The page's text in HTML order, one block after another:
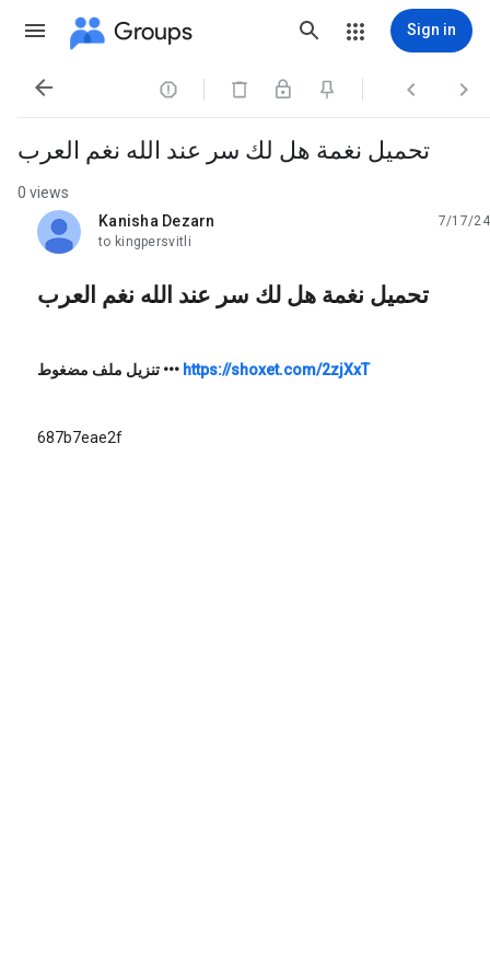
Groups Sign in
   
تحميل نغمة هل لك سر عند الله نغم العرب
0 views
Kanisha Dezarn
unread,
7/17/24
to kingpersvitli
تحميل نغمة هل لك سر عند الله نغم العرب
تنزيل ملف مضغوط ••• https://shoxet.com/2zjXxT
687b7eae2f